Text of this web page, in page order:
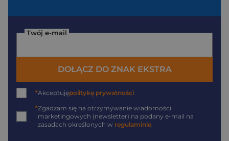
Twój e-mail
DOŁĄCZ DO ZNAK EKSTRA
*Akceptujępolitykę prywatności
*Zgadzam się na otrzymywanie wiadomości
marketingowych (newsletter) na podany e-mail na
zasadach określonych w regulaminie.